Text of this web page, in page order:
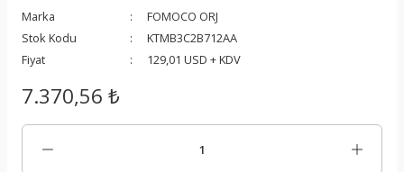
Marka
FOMOCO ORJ
Stok Kodu
KTMB3C2B712AA
Fiyat
129,01 USD + KDV
7.370,56 ₺